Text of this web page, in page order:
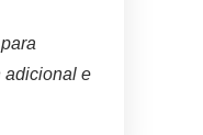
adicional e